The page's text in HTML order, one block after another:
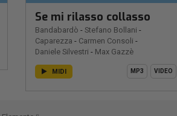
Se mi rilasso collasso
Bandabardò - Stefano Bollani -
Caparezza - Carmen Consoli -
Daniele Silvestri - Max Gazzè
MIDI MP3 VIDEO